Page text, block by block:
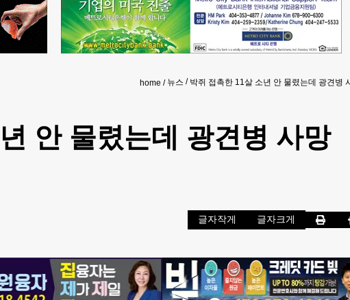
home 뉴스 박쥐 접촉한 11살 소년 안 물렸는데 광견병
안 물렸는데 광견병 사망
글자작게 글자크게